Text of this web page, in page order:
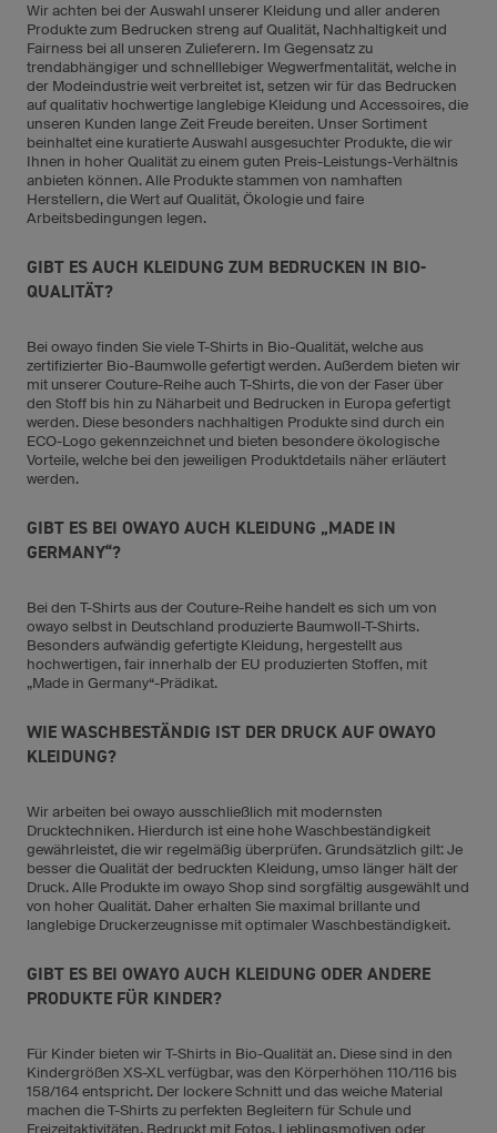
Wir achten bei der Auswahl unserer Kleidung und aller anderen
Produkte zum Bedrucken streng auf Qualität, Nachhaltigkeit und
Fairness bei all unseren Zulieferern. Im Gegensatz zu
trendabhängiger und schnelllebiger Wegwerfmentalität, welche in
der Modeindustrie weit verbreitet ist, setzen wir für das Bedrucken
auf qualitativ hochwertige langlebige Kleidung und Accessoires, die
unseren Kunden lange Zeit Freude bereiten. Unser Sortiment
beinhaltet eine kuratierte Auswahl ausgesuchter Produkte, die wir
Ihnen in hoher Qualität zu einem guten Preis-Leistungs-Verhältnis
anbieten können. Alle Produkte stammen von namhaften
Herstellern, die Wert auf Qualität, Ökologie und faire
Arbeitsbedingungen legen.
GIBT ES AUCH KLEIDUNG ZUM BEDRUCKEN IN BIO-
QUALITÄT?
Bei owayo finden Sie viele T-Shirts in Bio-Qualität, welche aus
zertifizierter Bio-Baumwolle gefertigt werden. Außerdem bieten wir
mit unserer Couture-Reihe auch T-Shirts, die von der Faser über
den Stoff bis hin zu Näharbeit und Bedrucken in Europa gefertigt
werden. Diese besonders nachhaltigen Produkte sind durch ein
ECO-Logo gekennzeichnet und bieten besondere ökologische
Vorteile, welche bei den jeweiligen Produktdetails näher erläutert
werden.
GIBT ES BEI OWAYO AUCH KLEIDUNG „MADE IN
GERMANY“?
Bei den T-Shirts aus der Couture-Reihe handelt es sich um von
owayo selbst in Deutschland produzierte Baumwoll-T-Shirts.
Besonders aufwändig gefertigte Kleidung, hergestellt aus
hochwertigen, fair innerhalb der EU produzierten Stoffen, mit
„Made in Germany“-Prädikat.
WIE WASCHBESTÄNDIG IST DER DRUCK AUF OWAYO
KLEIDUNG?
Wir arbeiten bei owayo ausschließlich mit modernsten
Drucktechniken. Hierdurch ist eine hohe Waschbeständigkeit
gewährleistet, die wir regelmäßig überprüfen. Grundsätzlich gilt: Je
besser die Qualität der bedruckten Kleidung, umso länger hält der
Druck. Alle Produkte im owayo Shop sind sorgfältig ausgewählt und
von hoher Qualität. Daher erhalten Sie maximal brillante und
langlebige Druckerzeugnisse mit optimaler Waschbeständigkeit.
GIBT ES BEI OWAYO AUCH KLEIDUNG ODER ANDERE
PRODUKTE FÜR KINDER?
Für Kinder bieten wir T-Shirts in Bio-Qualität an. Diese sind in den
Kindergrößen XS-XL verfügbar, was den Körperhöhen 110/116 bis
158/164 entspricht. Der lockere Schnitt und das weiche Material
machen die T-Shirts zu perfekten Begleitern für Schule und
Freizeitaktivitäten. Bedruckt mit Fotos, Lieblingsmotiven oder